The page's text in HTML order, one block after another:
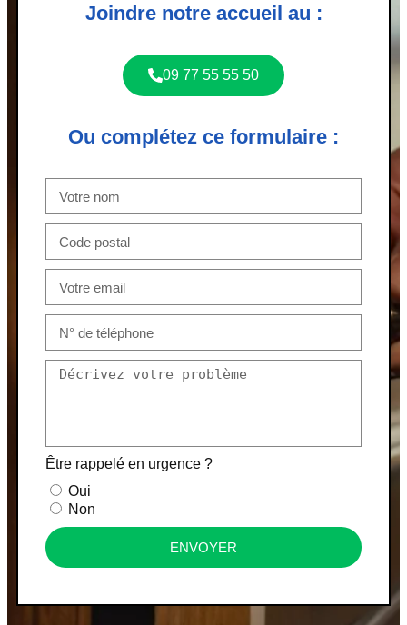
Joindre notre accueil au :
09 77 55 55 50
Ou complétez ce formulaire :
Être rappelé en urgence ?
Oui
Non
ENVOYER